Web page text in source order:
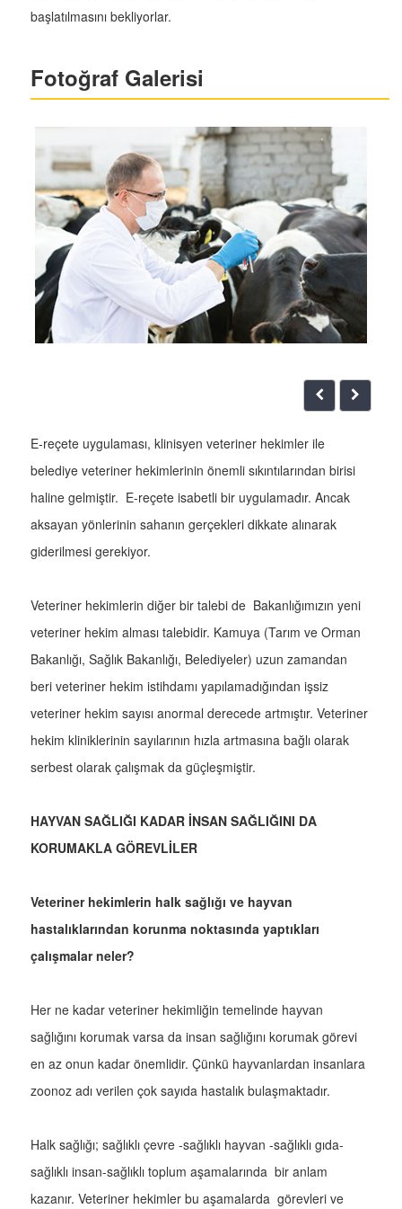
başlatılmasını bekliyorlar.
Fotoğraf Galerisi
E-reçete uygulaması, klinisyen veteriner hekimler ile
belediye veteriner hekimlerinin önemli sıkıntılarından birisi
haline gelmiştir. E-reçete isabetli bir uygulamadır. Ancak
aksayan yönlerinin sahanın gerçekleri dikkate alınarak
giderilmesi gerekiyor.
Veteriner hekimlerin diğer bir talebi de Bakanlığımızın yeni
veteriner hekim alması talebidir. Kamuya (Tarım ve Orman
Bakanlığı, Sağlık Bakanlığı, Belediyeler) uzun zamandan
beri veteriner hekim istihdamı yapılamadığından işsiz
veteriner hekim sayısı anormal derecede artmıştır. Veteriner
hekim kliniklerinin sayılarının hızla artmasına bağlı olarak
serbest olarak çalışmak da güçleşmiştir.
HAYVAN SAĞLIĞI KADAR İNSAN SAĞLIĞINI DA
KORUMAKLA GÖREVLİLER
Veteriner hekimlerin halk sağlığı ve hayvan
hastalıklarından korunma noktasında yaptıkları
çalışmalar neler?
Her ne kadar veteriner hekimliğin temelinde hayvan
sağlığını korumak varsa da insan sağlığını korumak görevi
en az onun kadar önemlidir. Çünkü hayvanlardan insanlara
zoonoz adı verilen çok sayıda hastalık bulaşmaktadır.
Halk sağlığı; sağlıklı çevre -sağlıklı hayvan -sağlıklı gıda-
sağlıklı insan-sağlıklı toplum aşamalarında bir anlam
kazanır. Veteriner hekimler bu aşamalarda görevleri ve